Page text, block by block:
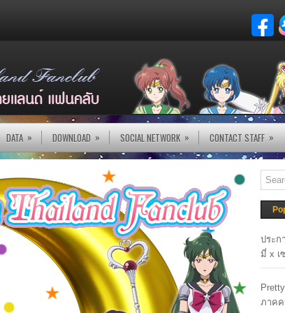
DATA » DOWNLOAD » SOCIAL NETWORK » CONTACT STAFF »
ประก
มี่ x เ
ภาค